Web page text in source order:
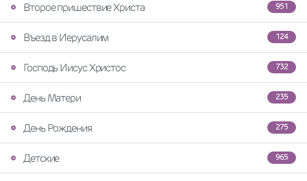
951
Второе пришествие Христа
124
Въезд в Иерусалим
732
Господь Иисус Христос
235
День Матери
275
День Рождения
965
Детские